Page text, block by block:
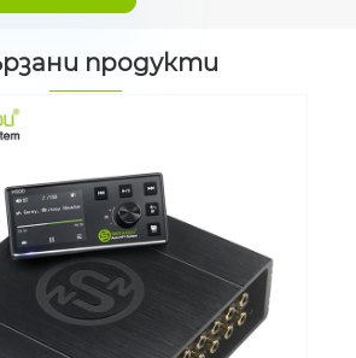
продукти
8 CH с 10 CH DSP
>>